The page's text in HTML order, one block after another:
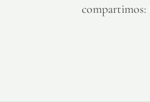
compartimos: